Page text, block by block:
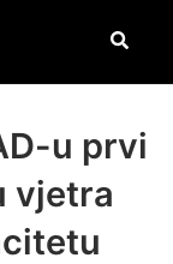
u prvi
vjetra